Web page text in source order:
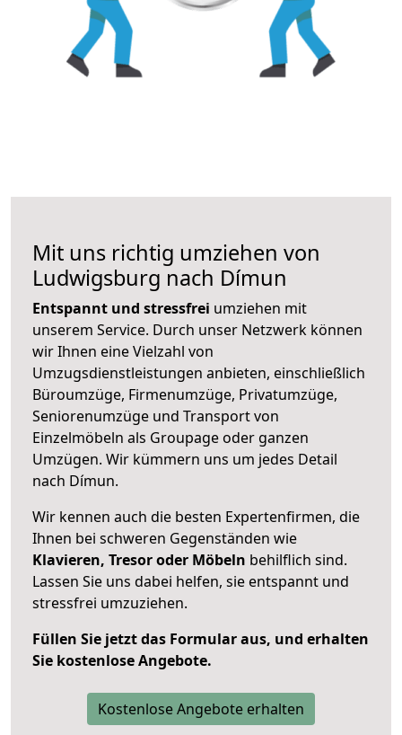
Mit uns richtig umziehen von
Ludwigsburg nach Dímun
Entspannt und stressfrei umziehen mit
unserem Service. Durch unser Netzwerk können
wir Ihnen eine Vielzahl von
Umzugsdienstleistungen anbieten, einschließlich
Büroumzüge, Firmenumzüge, Privatumzüge,
Seniorenumzüge und Transport von
Einzelmöbeln als Groupage oder ganzen
Umzügen. Wir kümmern uns um jedes Detail
nach Dímun.
Wir kennen auch die besten Expertenfirmen, die
Ihnen bei schweren Gegenständen wie
Klavieren, Tresor oder Möbeln behilflich sind.
Lassen Sie uns dabei helfen, sie entspannt und
stressfrei umzuziehen.
Füllen Sie jetzt das Formular aus, und erhalten
Sie kostenlose Angebote.
Kostenlose Angebote erhalten